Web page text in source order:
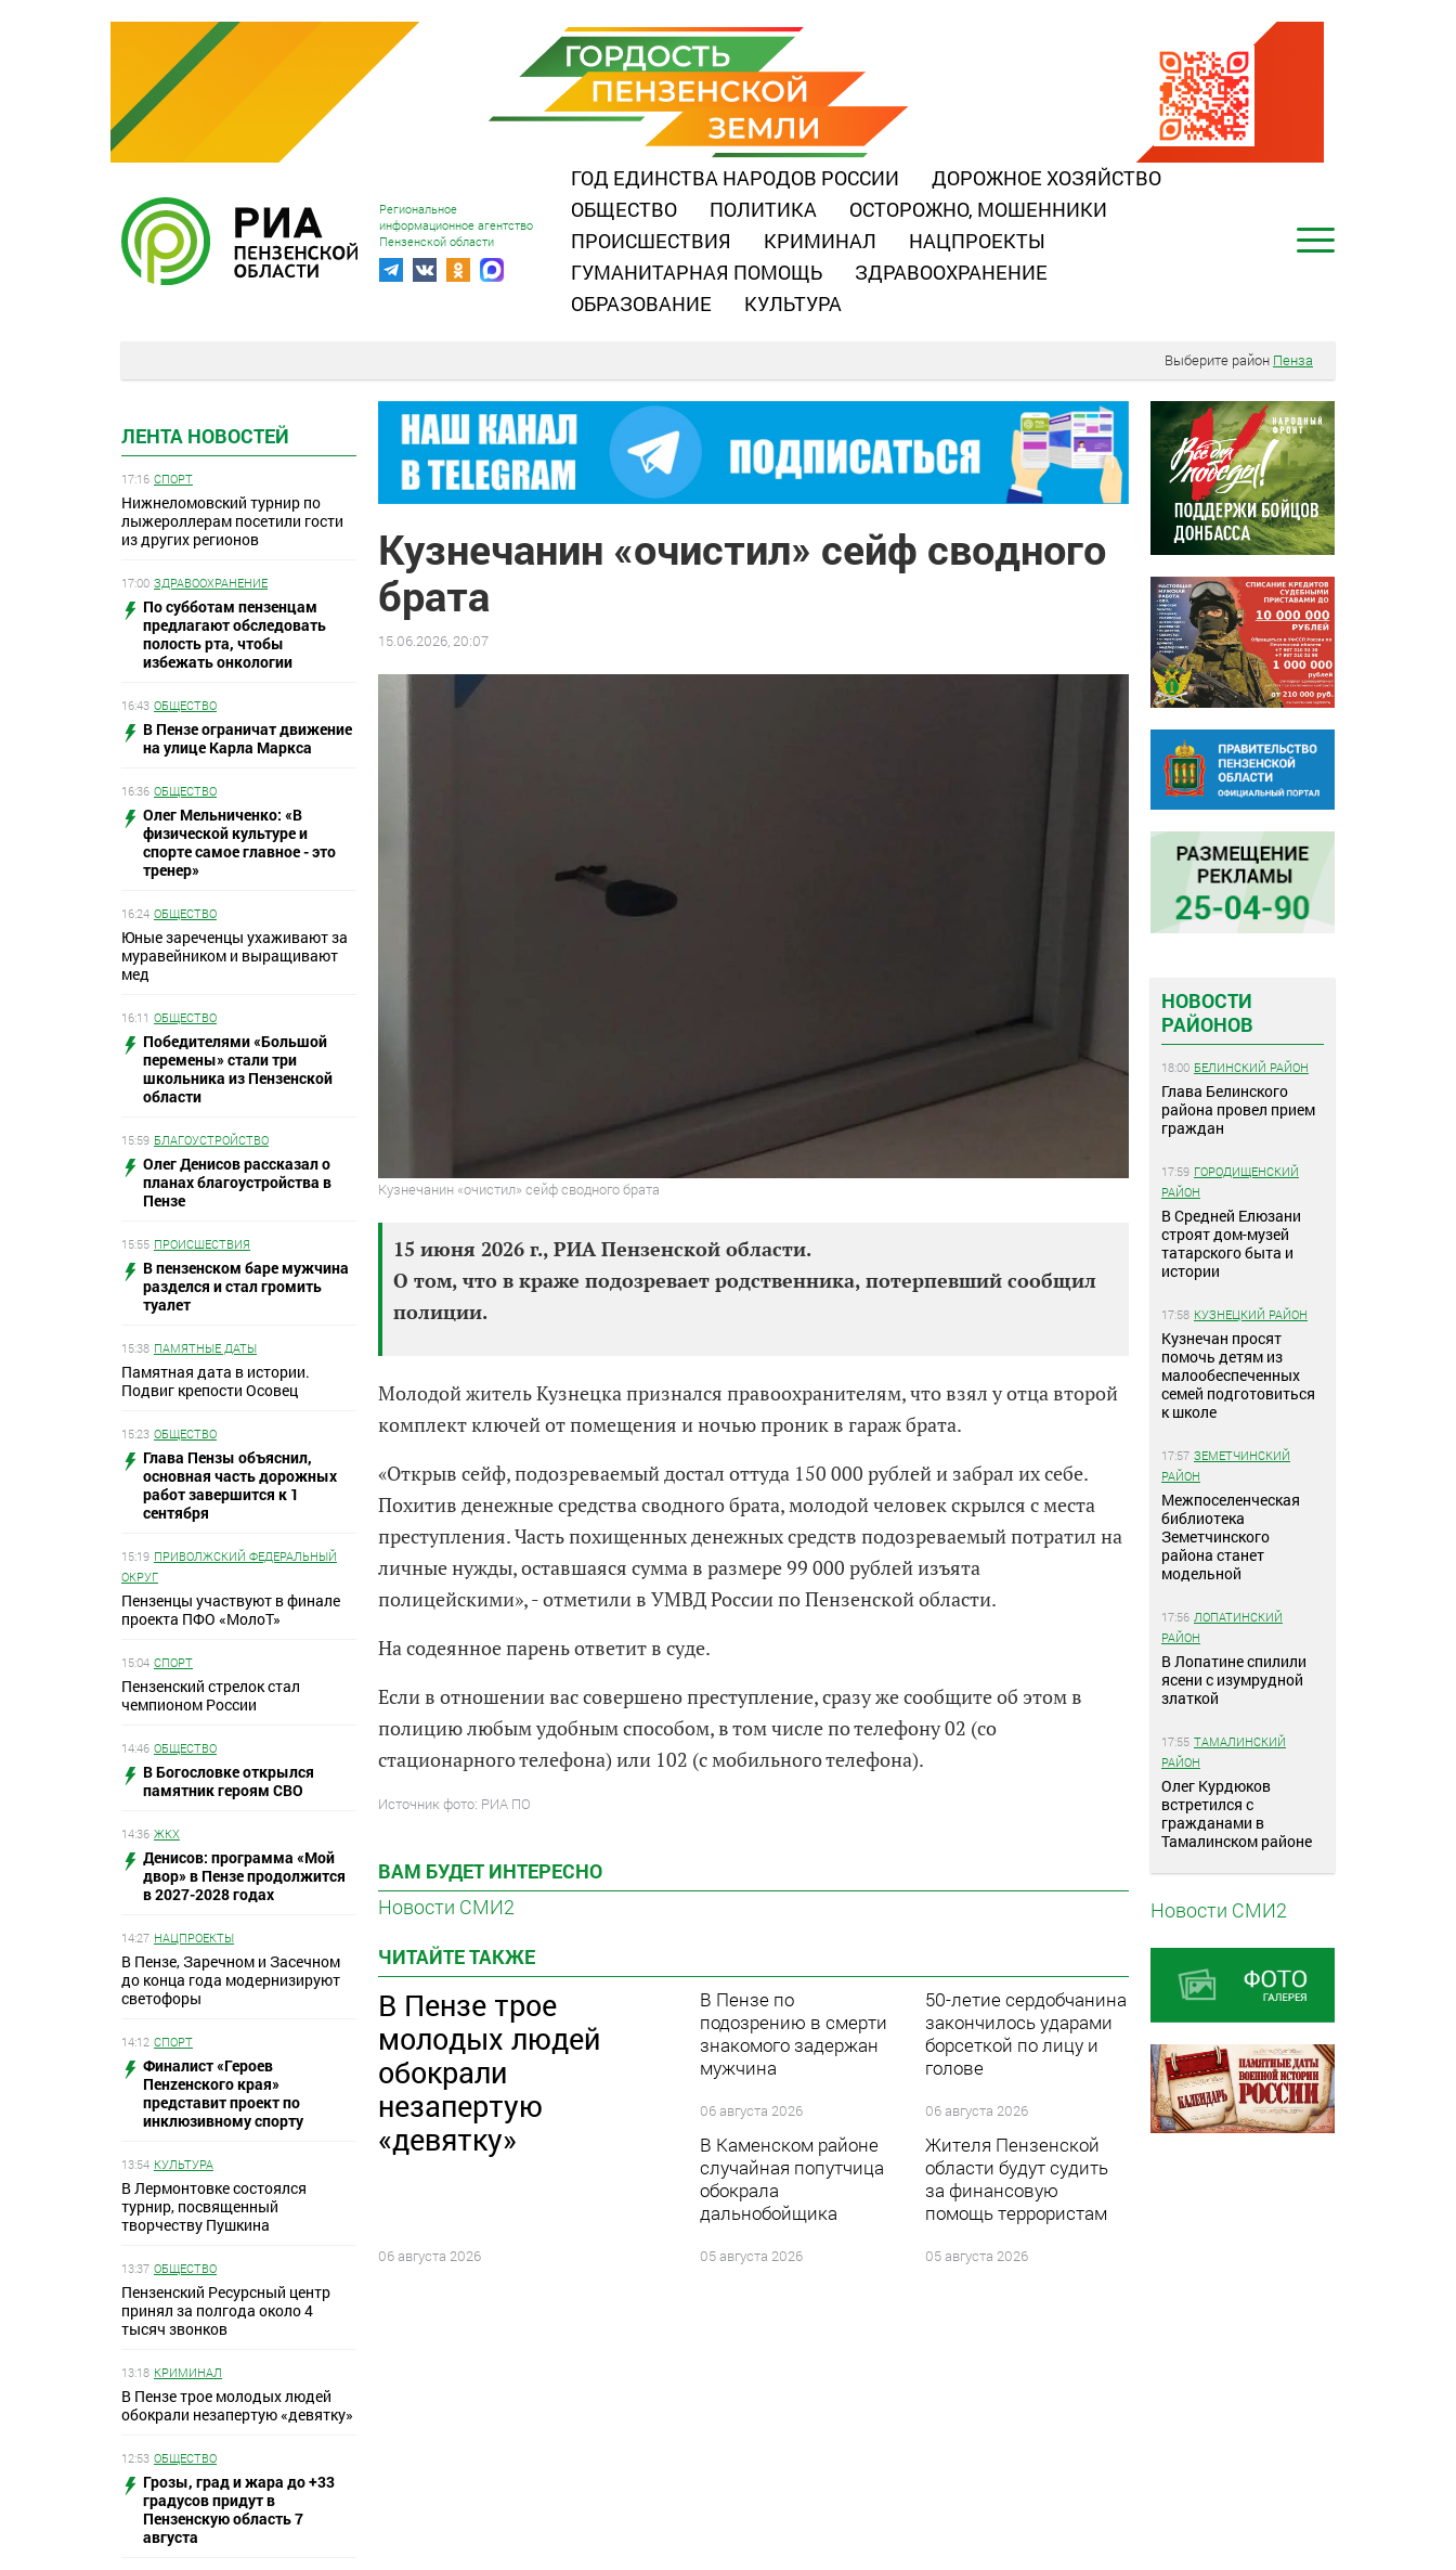
Региональное
информационное агентство
Пензенской области
ГОД ЕДИНСТВА НАРОДОВ РОССИИ
ДОРОЖНОЕ ХОЗЯЙСТВО
ОБЩЕСТВО
ПОЛИТИКА
ОСТОРОЖНО, МОШЕННИКИ
ПРОИСШЕСТВИЯ
КРИМИНАЛ
НАЦПРОЕКТЫ
ГУМАНИТАРНАЯ ПОМОЩЬ
ЗДРАВООХРАНЕНИЕ
ОБРАЗОВАНИЕ
КУЛЬТУРА
Выберите район Пенза
ЛЕНТА НОВОСТЕЙ
17:16 СПОРТ
Нижнеломовский турнир по
лыжероллерам посетили гости
из других регионов
17:00 ЗДРАВООХРАНЕНИЕ
По субботам пензенцам
предлагают обследовать
полость рта, чтобы
избежать онкологии
16:43 ОБЩЕСТВО
В Пензе ограничат движение
на улице Карла Маркса
16:36 ОБЩЕСТВО
Олег Мельниченко: «В
физической культуре и
спорте самое главное - это
тренер»
16:24 ОБЩЕСТВО
Юные зареченцы ухаживают за
муравейником и выращивают
мед
16:11 ОБЩЕСТВО
Победителями «Большой
перемены» стали три
школьника из Пензенской
области
15:59 БЛАГОУСТРОЙСТВО
Олег Денисов рассказал о
планах благоустройства в
Пензе
15:55 ПРОИСШЕСТВИЯ
В пензенском баре мужчина
разделся и стал громить
туалет
15:38 ПАМЯТНЫЕ ДАТЫ
Памятная дата в истории.
Подвиг крепости Осовец
15:23 ОБЩЕСТВО
Глава Пензы объяснил,
основная часть дорожных
работ завершится к 1
сентября
15:19 ПРИВОЛЖСКИЙ ФЕДЕРАЛЬНЫЙ
ОКРУГ
Пензенцы участвуют в финале
проекта ПФО «МолоТ»
15:04 СПОРТ
Пензенский стрелок стал
чемпионом России
14:46 ОБЩЕСТВО
В Богословке открылся
памятник героям СВО
14:36 ЖКХ
Денисов: программа «Мой
двор» в Пензе продолжится
в 2027-2028 годах
14:27 НАЦПРОЕКТЫ
В Пензе, Заречном и Засечном
до конца года модернизируют
светофоры
14:12 СПОРТ
Финалист «Героев
Пенzенского края»
представит проект по
инклюзивному спорту
13:54 КУЛЬТУРА
В Лермонтовке состоялся
турнир, посвященный
творчеству Пушкина
13:37 ОБЩЕСТВО
Пензенский Ресурсный центр
принял за полгода около 4
тысяч звонков
13:18 КРИМИНАЛ
В Пензе трое молодых людей
обокрали незапертую «девятку»
12:53 ОБЩЕСТВО
Грозы, град и жара до +33
градусов придут в
Пензенскую область 7
августа
Кузнечанин «очистил» сейф сводного
брата
15.06.2026, 20:07
Кузнечанин «очистил» сейф сводного брата
15 июня 2026 г., РИА Пензенской области.
О том, что в краже подозревает родственника, потерпевший сообщил
полиции.
Молодой житель Кузнецка признался правоохранителям, что взял у отца второй
комплект ключей от помещения и ночью проник в гараж брата.
«Открыв сейф, подозреваемый достал оттуда 150 000 рублей и забрал их себе.
Похитив денежные средства сводного брата, молодой человек скрылся с места
преступления. Часть похищенных денежных средств подозреваемый потратил на
личные нужды, оставшаяся сумма в размере 99 000 рублей изъята
полицейскими», - отметили в УМВД России по Пензенской области.
На содеянное парень ответит в суде.
Если в отношении вас совершено преступление, сразу же сообщите об этом в
полицию любым удобным способом, в том числе по телефону 02 (со
стационарного телефона) или 102 (с мобильного телефона).
Источник фото: РИА ПО
ВАМ БУДЕТ ИНТЕРЕСНО
Новости СМИ2
ЧИТАЙТЕ ТАКЖЕ
В Пензе трое
молодых людей
обокрали
незапертую
«девятку»
06 августа 2026
В Пензе по
подозрению в смерти
знакомого задержан
мужчина
06 августа 2026
50-летие сердобчанина
закончилось ударами
борсеткой по лицу и
голове
06 августа 2026
В Каменском районе
случайная попутчица
обокрала
дальнобойщика
05 августа 2026
Жителя Пензенской
области будут судить
за финансовую
помощь террористам
05 августа 2026
НОВОСТИ
РАЙОНОВ
18:00 БЕЛИНСКИЙ РАЙОН
Глава Белинского
района провел прием
граждан
17:59 ГОРОДИЩЕНСКИЙ
РАЙОН
В Средней Елюзани
строят дом-музей
татарского быта и
истории
17:58 КУЗНЕЦКИЙ РАЙОН
Кузнечан просят
помочь детям из
малообеспеченных
семей подготовиться
к школе
17:57 ЗЕМЕТЧИНСКИЙ
РАЙОН
Межпоселенческая
библиотека
Земетчинского
района станет
модельной
17:56 ЛОПАТИНСКИЙ
РАЙОН
В Лопатине спилили
ясени с изумрудной
златкой
17:55 ТАМАЛИНСКИЙ
РАЙОН
Олег Курдюков
встретился с
гражданами в
Тамалинском районе
Новости СМИ2